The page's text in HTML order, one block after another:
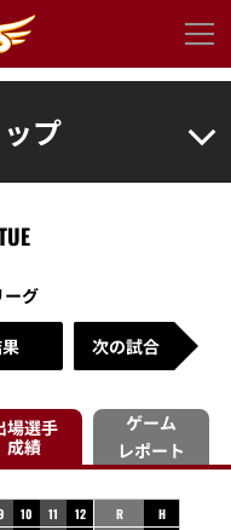
プ
ーグ
次の試合
場選手
成績
ゲーム
レポート
10 11 12 R H